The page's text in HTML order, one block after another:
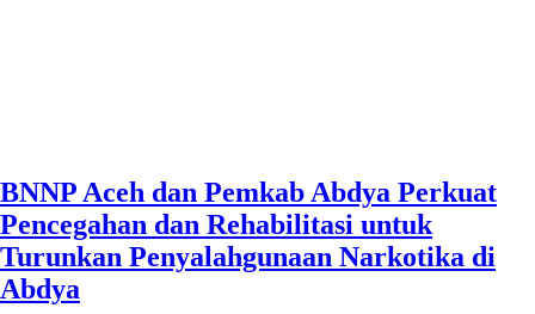
BNNP Aceh dan Pemkab Abdya Perkuat
Pencegahan dan Rehabilitasi untuk
Turunkan Penyalahgunaan Narkotika di
Abdya